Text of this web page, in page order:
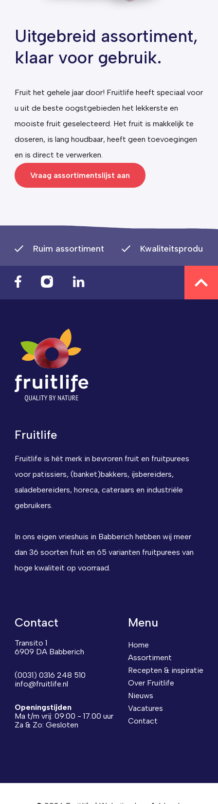
Uitgebreid assortiment,
klaar voor gebruik.
Fruit het gehele jaar door! Fruitlife heeft speciaal voor
u uit de beste oogstgebieden het lekkerste en
mooiste fruit geselecteerd. Het fruit is makkelijk te
doseren, is lang houdbaar, heeft geen toevoegingen
en is direct te verwerken.
Vraag assortimentslijst aan
Ruim assortiment
Fruitlife
Fruitlife is hét merk in bevroren fruit en fruitpurees
voor patissiers, (banket)bakkers, ijsbereiders,
saladebereiders, horeca, cateraars en industriële
gebruikers.
In ons eigen vrieshuis in Babberich hebben wij meer
dan 36 soorten fruit en 65 varianten fruitpurees van
hoge kwaliteit op voorraad.
Contact
Transito 1
6909 DA Babberich
(0031) 0316 248 510
info@fruitlife.nl
Openingstijden
Ma t/m vrij: 09:00 - 17.00 uur
Za & Zo: Gesloten
Menu
Home
Assortiment
Recepten & inspiratie
Over Fruitlife
Nieuws
Vacatures
Contact